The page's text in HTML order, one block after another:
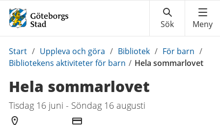
Du
är
Start / Uppleva och göra / Bibliotek / För barn /
Bibliotekens aktiviteter för barn / Hela sommarlovet
Hela sommarlovet
Tisdag 16 juni - Söndag 16 augusti
Arrangör
Kostnad